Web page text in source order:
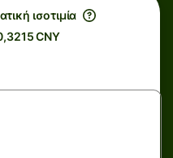
ισοτιμία
CNY